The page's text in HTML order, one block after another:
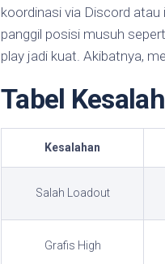
koordinasi via Discord
panggil posisi musuh
play jadi kuat. Akibatnya,
Tabel
Kesalahan
Salah Loadout
Grafis High